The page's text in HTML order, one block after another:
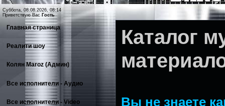
Суббота, 08.08.2026, 08:14
Приветствую Вас Гость
Главная страница
Реалити шоу
Колян Maroz (Админ)
Все исполнители - Аудио
Все исполнители - Video
Каталог
Вы не знаете